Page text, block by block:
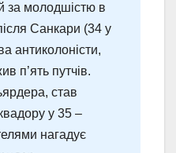
за молодшістю в
Санкари (34 у
антиколоністи,
п’ять путчів.
став
у 35 –
нагадує